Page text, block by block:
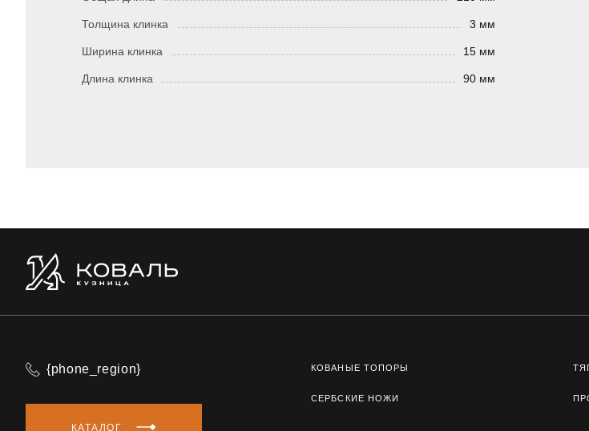
Толщина клинка 3 мм
Ширина клинка 15 мм
Длина клинка 90 мм
{phone_region}
КАТАЛОГ
КОВАНЫЕ ТОПОРЫ
СЕРБСКИЕ НОЖИ